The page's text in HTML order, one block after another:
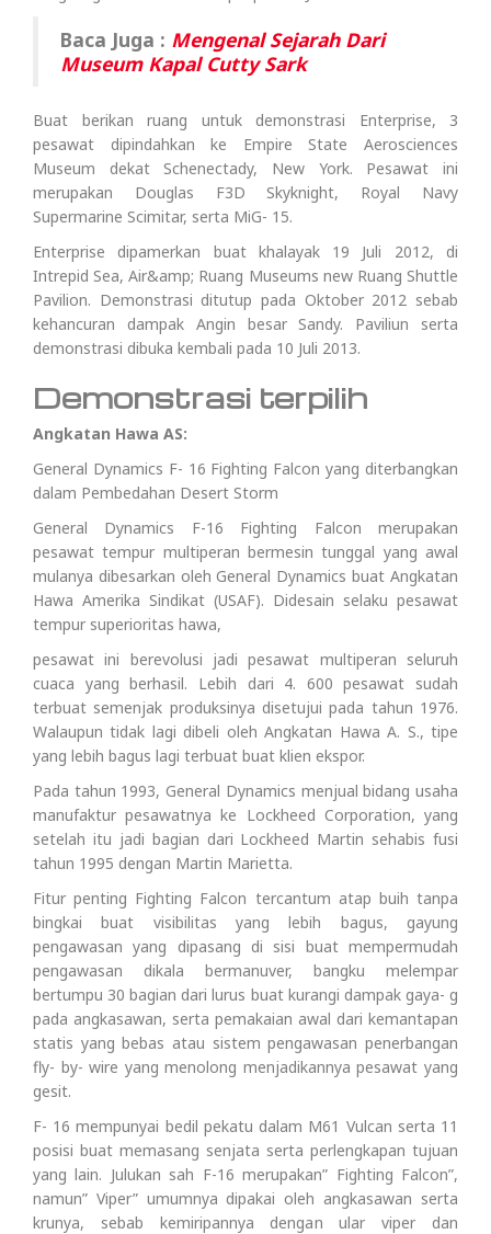
Baca Juga : Mengenal Sejarah Dari
Museum Kapal Cutty Sark
Buat berikan ruang untuk demonstrasi Enterprise, 3
pesawat dipindahkan ke Empire State Aerosciences
Museum dekat Schenectady, New York. Pesawat ini
merupakan Douglas F3D Skyknight, Royal Navy
Supermarine Scimitar, serta MiG- 15.
Enterprise dipamerkan buat khalayak 19 Juli 2012, di
Intrepid Sea, Air&amp; Ruang Museums new Ruang Shuttle
Pavilion. Demonstrasi ditutup pada Oktober 2012 sebab
kehancuran dampak Angin besar Sandy. Paviliun serta
demonstrasi dibuka kembali pada 10 Juli 2013.
Demonstrasi terpilih
Angkatan Hawa AS:
General Dynamics F- 16 Fighting Falcon yang diterbangkan
dalam Pembedahan Desert Storm
General Dynamics F-16 Fighting Falcon merupakan
pesawat tempur multiperan bermesin tunggal yang awal
mulanya dibesarkan oleh General Dynamics buat Angkatan
Hawa Amerika Sindikat (USAF). Didesain selaku pesawat
tempur superioritas hawa,
pesawat ini berevolusi jadi pesawat multiperan seluruh
cuaca yang berhasil. Lebih dari 4. 600 pesawat sudah
terbuat semenjak produksinya disetujui pada tahun 1976.
Walaupun tidak lagi dibeli oleh Angkatan Hawa A. S., tipe
yang lebih bagus lagi terbuat buat klien ekspor.
Pada tahun 1993, General Dynamics menjual bidang usaha
manufaktur pesawatnya ke Lockheed Corporation, yang
setelah itu jadi bagian dari Lockheed Martin sehabis fusi
tahun 1995 dengan Martin Marietta.
Fitur penting Fighting Falcon tercantum atap buih tanpa
bingkai buat visibilitas yang lebih bagus, gayung
pengawasan yang dipasang di sisi buat mempermudah
pengawasan dikala bermanuver, bangku melempar
bertumpu 30 bagian dari lurus buat kurangi dampak gaya- g
pada angkasawan, serta pemakaian awal dari kemantapan
statis yang bebas atau sistem pengawasan penerbangan
fly- by- wire yang menolong menjadikannya pesawat yang
gesit.
F- 16 mempunyai bedil pekatu dalam M61 Vulcan serta 11
posisi buat memasang senjata serta perlengkapan tujuan
yang lain. Julukan sah F-16 merupakan” Fighting Falcon”,
namun” Viper” umumnya dipakai oleh angkasawan serta
krunya, sebab kemiripannya dengan ular viper dan